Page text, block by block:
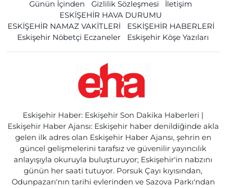
Günün İçinden
Gizlilik Sözleşmesi
İletişim
ESKİŞEHİR HAVA DURUMU
ESKİŞEHİR NAMAZ VAKİTLERİ
ESKİŞEHİR HABERLERİ
Eskişehir Nöbetçi Eczaneler
Eskişehir Köşe Yazıları
Eskişehir Haber: Eskişehir Son Dakika Haberleri |
Eskişehir Haber Ajansı: Eskişehir haber denildiğinde akla
gelen ilk adres olan Eskişehir Haber Ajansı, şehrin en
güncel gelişmelerini tarafsız ve güvenilir yayıncılık
anlayışıyla okuruyla buluşturuyor; Eskişehir'in nabzını
günün her saati tutuyor. Porsuk Çayı kıyısından,
Odunpazarı'nın tarihi evlerinden ve Sazova Parkı'ndan